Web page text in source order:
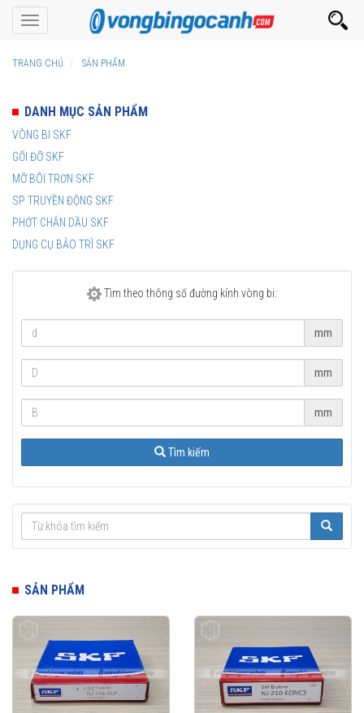
Toggle
navigation
TRANG CHỦ SẢN PHẨM
DANH MỤC SẢN PHẨM
VÒNG BI SKF
GỐI ĐỠ SKF
MỠ BÔI TRƠN SKF
SP TRUYỀN ĐỘNG SKF
PHỚT CHẮN DẦU SKF
DỤNG CỤ BẢO TRÌ SKF
Tìm theo thông số đường kính vòng bi:
mm
mm
mm
Tìm kiếm
SẢN PHẨM